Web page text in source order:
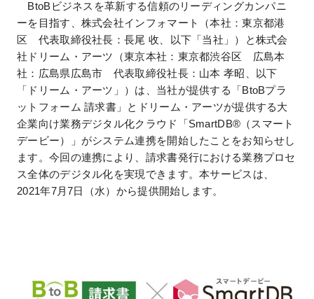
BtoBビジネスを革新する信頼のリーディングカンパニ
ーを目指す、株式会社インフォマート（本社：東京都港
区 代表取締役社長：長尾 收、以下「当社」）と株式会
社ドリーム・アーツ（東京本社：東京都渋谷区 広島本
社：広島県広島市 代表取締役社長：山本 孝昭、以下
「ドリーム・アーツ」）は、当社が提供する「BtoBプラ
ットフォーム 請求書」とドリーム・アーツが提供する大
企業向け業務デジタル化クラウド「SmartDB®（スマート
デービー）」がシステム連携を開始したことをお知らせし
ます。今回の連携により、請求書発行における業務プロセ
ス全体のデジタル化を実現できます。本サービスは、
2021年7月7日（水）から提供開始します。